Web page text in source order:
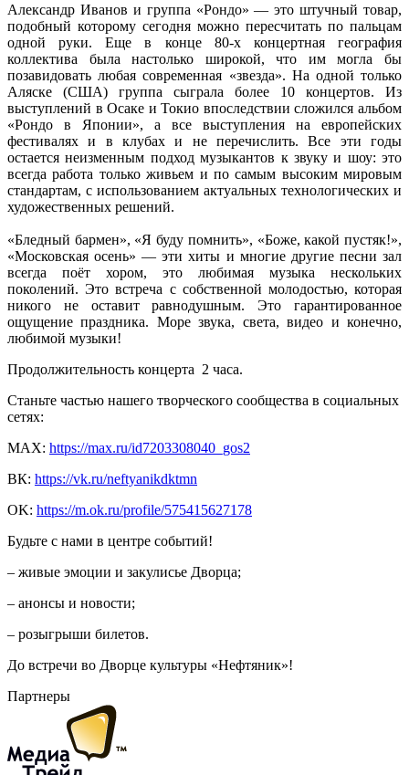
Александр Иванов и группа «Рондо» — это штучный товар,
подобный которому сегодня можно пересчитать по пальцам
одной руки. Еще в конце 80-х концертная география
коллектива была настолько широкой, что им могла бы
позавидовать любая современная «звезда». На одной только
Аляске (США) группа сыграла более 10 концертов. Из
выступлений в Осаке и Токио впоследствии сложился альбом
«Рондо в Японии», а все выступления на европейских
фестивалях и в клубах и не перечислить. Все эти годы
остается неизменным подход музыкантов к звуку и шоу: это
всегда работа только живьем и по самым высоким мировым
стандартам, с использованием актуальных технологических и
художественных решений.
«Бледный бармен», «Я буду помнить», «Боже, какой пустяк!»,
«Московская осень» — эти хиты и многие другие песни зал
всегда поёт хором, это любимая музыка нескольких
поколений. Это встреча с собственной молодостью, которая
никого не оставит равнодушным. Это гарантированное
ощущение праздника. Море звука, света, видео и конечно,
любимой музыки!
Продолжительность концерта 2 часа.
Станьте частью нашего творческого сообщества в социальных
сетях:
MAX: https://max.ru/id7203308040_gos2
ВК: https://vk.ru/neftyanikdktmn
OK: https://m.ok.ru/profile/575415627178
Будьте с нами в центре событий!
– живые эмоции и закулисье Дворца;
– анонсы и новости;
– розыгрыши билетов.
До встречи во Дворце культуры «Нефтяник»!
Партнеры